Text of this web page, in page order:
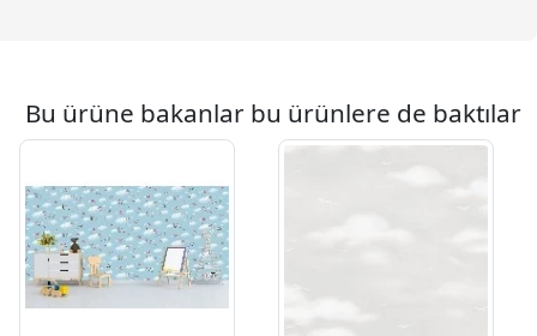
Bu ürüne bakanlar bu ürünlere de baktılar